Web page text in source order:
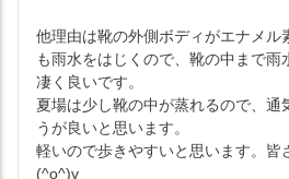
他理由は靴の外側ボディがエナメル
も雨水をはじくので、靴の中まで雨
凄く良いです。
夏場は少し靴の中が蒸れるので、通
うが良いと思います。
軽いので歩きやすいと思います。皆